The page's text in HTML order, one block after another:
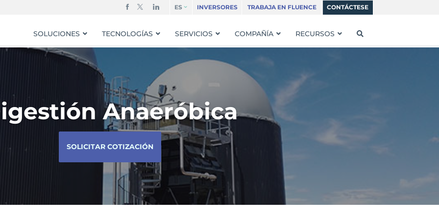
ES INVERSORES TRABAJA EN FLUENCE CONTÁCTESE
SOLUCIONES TECNOLOGÍAS SERVICIOS COMPAÑÍA RECURSOS
Anaeróbica
SOLICITAR COTIZACIÓN